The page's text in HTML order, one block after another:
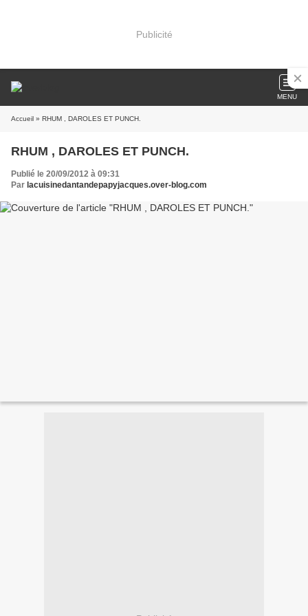
Publicité
MENU
Accueil » RHUM , DAROLES ET PUNCH.
RHUM , DAROLES ET PUNCH.
Publié le 20/09/2012 à 09:31
Par lacuisinedantandepapyjacques.over-blog.com